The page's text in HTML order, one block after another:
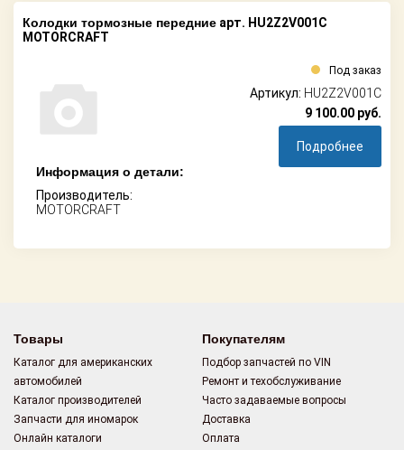
Колодки тормозные передние арт. HU2Z2V001C
MOTORCRAFT
Информация о детали:
Производитель:
MOTORCRAFT
Под заказ
Артикул: HU2Z2V001C
9 100.00 руб.
Подробнее
Товары
Каталог для американских
автомобилей
Каталог производителей
Запчасти для иномарок
Онлайн каталоги
Покупателям
Подбор запчастей по VIN
Ремонт и техобслуживание
Часто задаваемые вопросы
Доставка
Оплата